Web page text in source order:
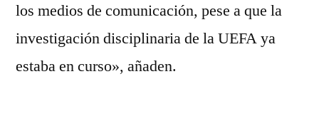
los medios de comunicación, pese a que la
investigación disciplinaria de la UEFA ya
estaba en curso», añaden.